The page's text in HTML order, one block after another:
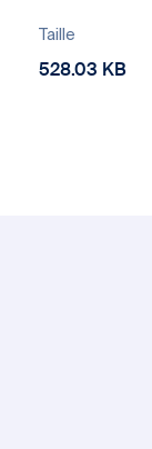
Taille
528.03 KB